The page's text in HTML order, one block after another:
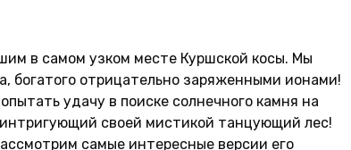
в самом узком месте Куршской косы. Мы
богатого отрицательно заряженными ионами!
удачу в поиске солнечного камня на
своей мистикой танцующий лес!
самые интересные версии его